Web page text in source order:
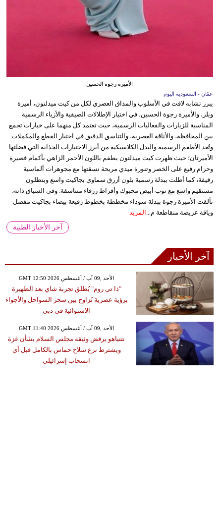
الأميرة رجوة الحسين
عمّان - السعودية اليوم
يبرز تشابه لافت في الأسلوب والمذاق العصري لكل من كيت ميدلتون، أميرة
ويلز، والأميرة رجوة الحسين، في اختيار الإطلالات الصيفية والأزياء الرسمية
المناسبة للزيارات والفعاليات الرسمية، حيث تعتمد كل منهما على خيارات تجمع
بين المحافظة، والأناقة العصرية، والتناسق الدقيق في اختيار القطع والمكملات.
وتُعد الأطقم الرسمية والبدل الكلاسيكية من أبرز الاختيارات الجذابة التي فضلتها
الأميرتان؛ حيث ظهرت كيت ميدلتون بطقم باللون الأحمر الزاهي بأكمام قصيرة
وحزام رفيع على الخصر وتنورة ميدي مريحة نسقتها مع مجوهرات ألماسية
رقيقة، كما أطلت ببدلة رسمية بلون أزرق سماوي بجاكيت واسع وبنطلون
مستقيم واسع مع توب أبيض محبوك وأقراط زرقاء متناسقة. وفي السياق ذاته،
تألقت الأميرة رجوة ببدلة سوداء مخططة بخطوط رفيعة بيضاء بجاكيت مفصل
وياقة عريضة متقاطعة م...
المزيد
آخر الأخبار الطبية
آخر الأخبار
GMT 12:50 2026 الأحد ,09 آب / أغسطس
"ذا تي روم" يُطلق تجربة شاي بعد الظهيرة
برؤية عصرية تُزاوج بين سحر السواحل والأجواء
الاستوائية في دبي
GMT 11:40 2026 الأحد ,09 آب / أغسطس
نتنياهو يرفض وثيقة مجلس السلام بشأن غزة
ويشترط نزع سلاح حماس بالكامل قبل أي
انسحاب إسرائيلي